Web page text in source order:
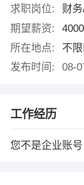
求职岗位:
财
期望薪资:
所在地点:
不
发布时间:
08-
工作经历
您不是企业账